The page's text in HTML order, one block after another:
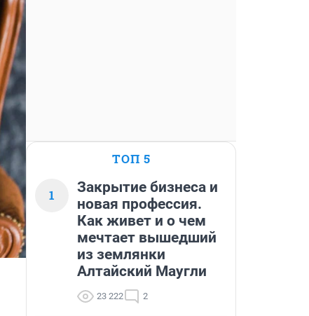
ТОП 5
1
Закрытие бизнеса и
новая профессия.
Как живет и о чем
мечтает вышедший
из землянки
Алтайский Маугли
23 222 2